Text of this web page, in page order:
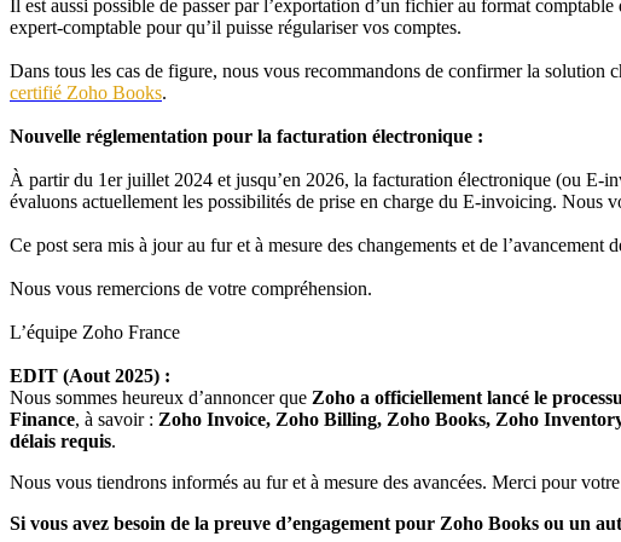
Il est aussi possible de passer par l’exportation d’un fichier au format
expert-comptable pour qu’il puisse régulariser vos comptes.
Dans tous les cas de figure, nous vous recommandons de confirmer la solution
certifié Zoho Books.
Nouvelle réglementation pour la facturation électronique :
À partir du 1er juillet 2024 et jusqu’en 2026, la facturation électronique (ou E-
évaluons actuellement les possibilités de prise en charge du E-invoicing. Nous
Ce post sera mis à jour au fur et à mesure des changements et de l’avancement
Nous vous remercions de votre compréhension.
L’équipe Zoho France
EDIT (Aout 2025) :
Nous sommes heureux d’annoncer que Zoho a officiellement lancé le
Finance, à savoir : Zoho Invoice, Zoho Billing, Zoho Books, Zoho
délais requis.
Nous vous tiendrons informés au fur et à mesure des avancées. Merci pour
Si vous avez besoin de la preuve d’engagement pour Zoho Books ou un